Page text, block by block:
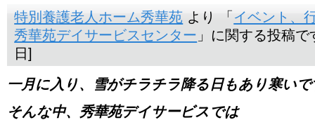
特別養護老人ホーム秀華苑 より 「 イベント、
秀華苑デイサービスセンター 」に関する投稿
日]
一月に入り、雪がチラチラ降る日もあり寒い
そんな中、秀華苑デイサービスでは